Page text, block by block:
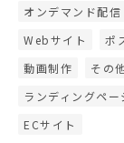
オンデマンド配信
Webサイト
ポ
動画制作
その
ランディングペー
ECサイト